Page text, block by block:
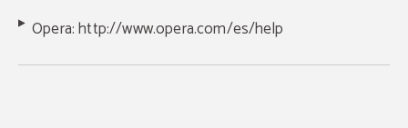
Opera:http://www.opera.com/es/help